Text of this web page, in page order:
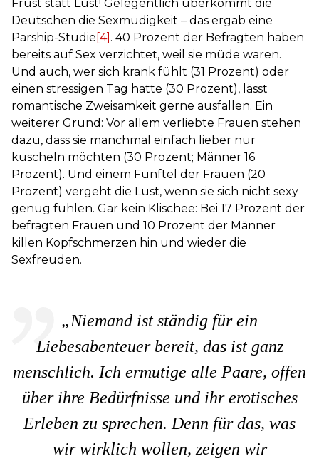
Frust statt Lust! Gelegentlich überkommt die
Deutschen die Sexmüdigkeit – das ergab eine
Parship-Studie [4] . 40 Prozent der Befragten haben
bereits auf Sex verzichtet, weil sie müde waren.
Und auch, wer sich krank fühlt (31 Prozent) oder
einen stressigen Tag hatte (30 Prozent), lässt
romantische Zweisamkeit gerne ausfallen. Ein
weiterer Grund: Vor allem verliebte Frauen stehen
dazu, dass sie manchmal einfach lieber nur
kuscheln möchten (30 Prozent; Männer 16
Prozent). Und einem Fünftel der Frauen (20
Prozent) vergeht die Lust, wenn sie sich nicht sexy
genug fühlen. Gar kein Klischee: Bei 17 Prozent der
befragten Frauen und 10 Prozent der Männer
killen Kopfschmerzen hin und wieder die
Sexfreuden.
„Niemand ist ständig für ein
Liebesabenteuer bereit, das ist ganz
menschlich. Ich ermutige alle Paare, offen
über ihre Bedürfnisse und ihr erotisches
Erleben zu sprechen. Denn für das, was
wir wirklich wollen, zeigen wir